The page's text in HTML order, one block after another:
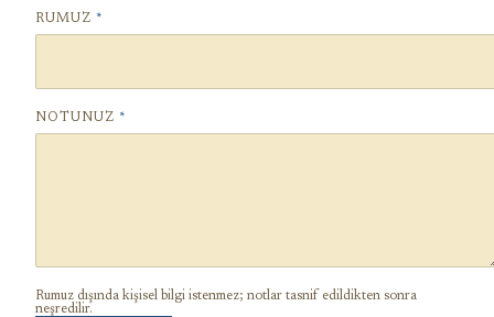
RUMUZ *
NOTUNUZ *
Rumuz dışında kişisel bilgi istenmez; notlar tasnif edildikten sonra
neşredilir.